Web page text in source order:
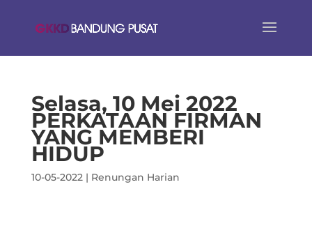
Selasa, 10 Mei 2022
PERKATAAN FIRMAN
YANG MEMBERI
HIDUP
10-05-2022| Renungan Harian